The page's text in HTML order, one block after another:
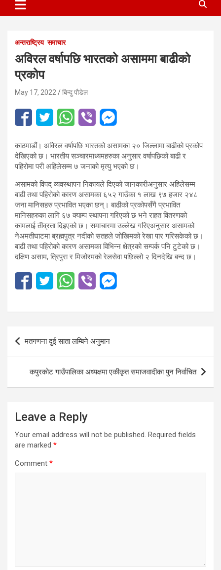
अन्तराष्ट्रिय समाचार
अविरल वर्षापछि भारतको असाममा बाढीको
प्रकोप
May 17, 2022 बिन्दु पौडेल
काठमाडौं। अविरल वर्षापछि भारतको असामका २० जिल्लामा बाढीको प्रकोप
देखिएको छ। भारतीय सञ्चारमाध्यमहरुका अनुसार वर्षापछिको बाढी र
पहिरोमा परी अहिलेसम्म ७ जनाको मृत्यु भएको छ।
असामको विपद् व्यवस्थापन निकायले दिएको जानकारीअनुसार अहिलेसम्म
बाढी तथा पहिरोको कारण असामका ६५२ गाउँका १ लाख ९७ हजार २४८
जना मानिसहरु प्रभावित भएका छन्। बाढीको प्रकोपसँगै प्रभावित
मानिसहरुका लागि ६७ क्याम्प स्थापना गरिएको छ भने राहत वितरणको
कामलाई तीव्रता दिइएको छ। समाचारमा उल्लेख गरिएअनुसार असामको
नेअमतीघाटमा ब्रह्मपुत्र नदीको सतहले जोखिमको रेखा पार गरिसकेको छ।
बाढी तथा पहिरोको कारण असामका विभिन्न क्षेत्रको सम्पर्क पनि टुटेको छ।
दक्षिण असाम, त्रिपुरा र मिजोरमको रेलसेवा पछिल्लो २ दिनदेखि बन्द छ।
Post
navigation
मतगणना दुई साता लम्बिने अनुमान
कपुरकोट गाउँपालिका अध्यक्षमा एकीकृत समाजवादीका पुन निर्वाचित
Leave a Reply
Your email address will not be published. Required fields
are marked *
Comment *